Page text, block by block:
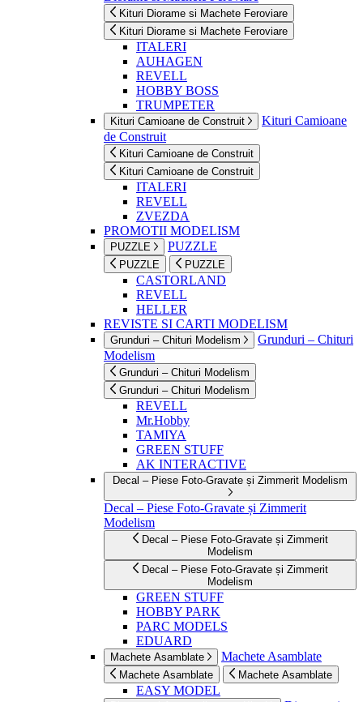
Kituri Diorame si Machete Feroviare
Kituri Diorame si Machete Feroviare
ITALERI
AUHAGEN
REVELL
HOBBY BOSS
TRUMPETER
Kituri Camioane de Construit
Kituri Camioane
de Construit
Kituri Camioane de Construit
Kituri Camioane de Construit
ITALERI
REVELL
ZVEZDA
PROMOTII MODELISM
PUZZLE PUZZLE
PUZZLE PUZZLE
CASTORLAND
REVELL
HELLER
REVISTE SI CARTI MODELISM
Grunduri – Chituri Modelism
Grunduri – Chituri
Modelism
Grunduri – Chituri Modelism
Grunduri – Chituri Modelism
REVELL
Mr.Hobby
TAMIYA
GREEN STUFF
AK INTERACTIVE
Decal – Piese Foto-Gravate și Zimmerit Modelism
Decal – Piese Foto-Gravate și Zimmerit
Modelism
Decal – Piese Foto-Gravate și Zimmerit
Modelism
Decal – Piese Foto-Gravate și Zimmerit
Modelism
GREEN STUFF
HOBBY PARK
PARC MODELS
EDUARD
Machete Asamblate Machete Asamblate
Machete Asamblate Machete Asamblate
EASY MODEL